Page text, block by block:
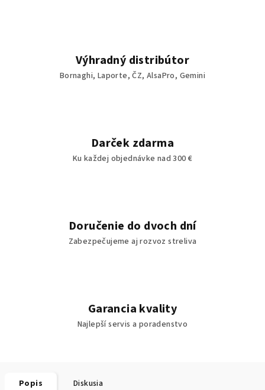
Výhradný distribútor
Bornaghi, Laporte, ČZ, AlsaPro, Gemini
Darček zdarma
Ku každej objednávke nad 300 €
Doručenie do dvoch dní
Zabezpečujeme aj rozvoz streliva
Garancia kvality
Najlepší servis a poradenstvo
Popis Diskusia